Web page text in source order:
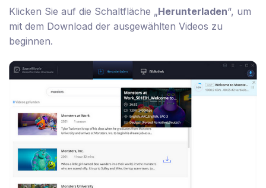
Klicken Sie auf die Schaltfläche „Herunterladen“, um
mit dem Download der ausgewählten Videos zu
beginnen.